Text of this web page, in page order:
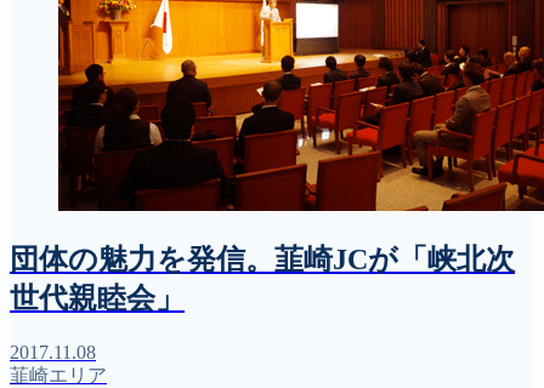
団体の魅力を発信。韮崎JCが「峡北次
世代親睦会」
2017.11.08
韮崎エリア